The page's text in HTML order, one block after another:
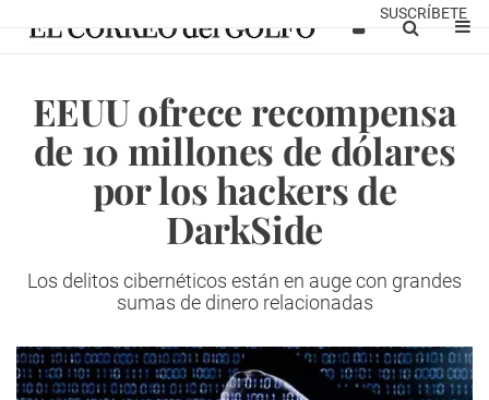
SUSCRÍBETE
EEUU ofrece recompensa
de 10 millones de dólares
por los hackers de
DarkSide
Los delitos cibernéticos están en auge con grandes
sumas de dinero relacionadas